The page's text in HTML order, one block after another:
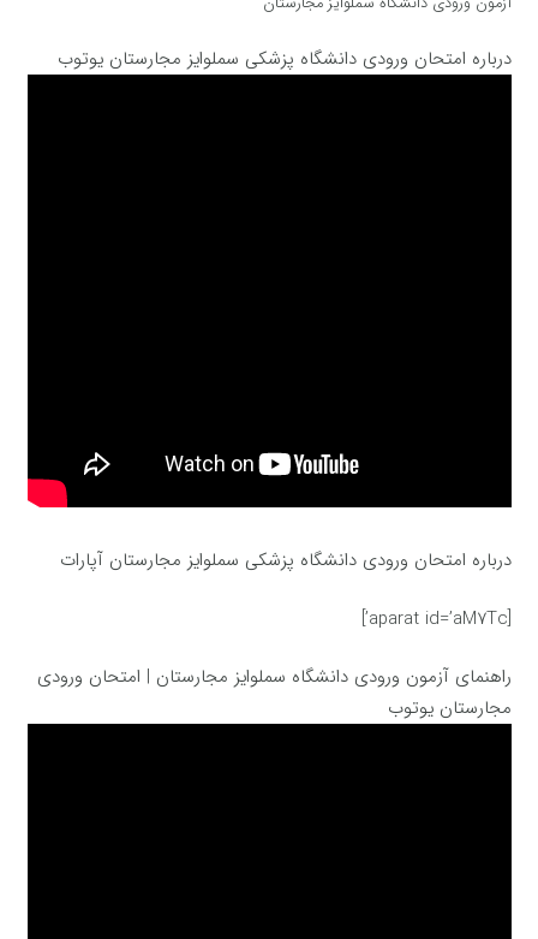
درباره امتحان ورودی دانشگاه پزشکی سملوایز مجارستان یوتوب
درباره امتحان ورودی دانشگاه پزشکی سملوایز مجارستان آپارات
[aparat id=’aM7Tc’]
راهنمای آزمون ورودی دانشگاه سملوایز مجارستان | امتحان ورودی
مجارستان یوتوب